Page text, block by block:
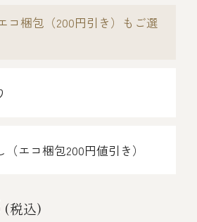
物
コ梱包（200円引き）もご選
エコ梱包200円値引き）
(税込)